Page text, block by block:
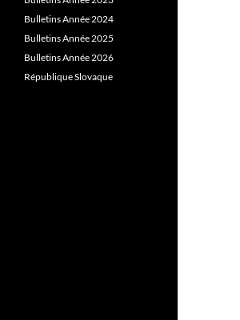
Bulletins Année 2024
Bulletins Année 2025
Bulletins Année 2026
République Slovaque